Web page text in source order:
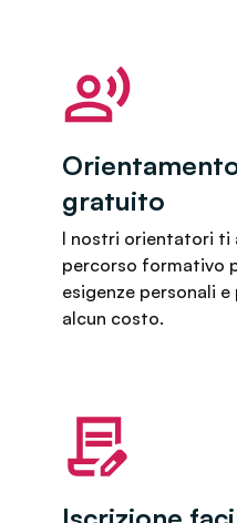
gratuito
I nostri orientatori ti
percorso formativo
esigenze personali
alcun costo.